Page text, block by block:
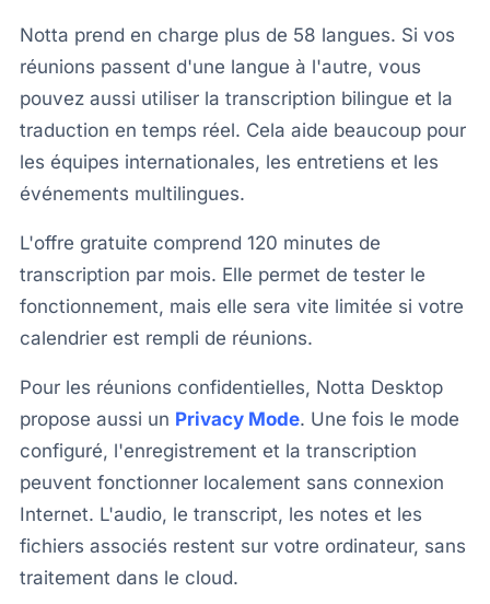
Notta prend en charge plus de 58 langues. Si vos
réunions passent d'une langue à l'autre, vous
pouvez aussi utiliser la transcription bilingue et la
traduction en temps réel. Cela aide beaucoup pour
les équipes internationales, les entretiens et les
événements multilingues.
L'offre gratuite comprend 120 minutes de
transcription par mois. Elle permet de tester le
fonctionnement, mais elle sera vite limitée si votre
calendrier est rempli de réunions.
Pour les réunions confidentielles, Notta Desktop
propose aussi un Privacy Mode. Une fois le mode
configuré, l'enregistrement et la transcription
peuvent fonctionner localement sans connexion
Internet. L'audio, le transcript, les notes et les
fichiers associés restent sur votre ordinateur, sans
traitement dans le cloud.